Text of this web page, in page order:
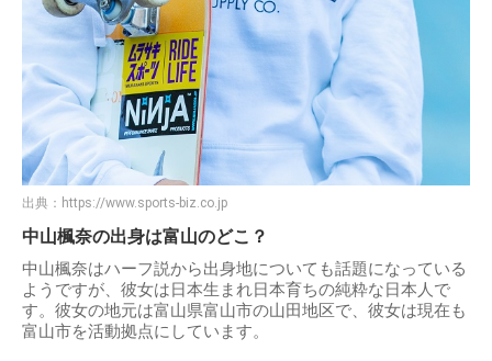
出典： https://www.sports-biz.co.jp
中山楓奈の出身は富山のどこ？
中山楓奈はハーフ説から出身地についても話題になっている
ようですが、彼女は日本生まれ日本育ちの純粋な日本人で
す。彼女の地元は富山県富山市の山田地区で、彼女は現在も
富山市を活動拠点にしています。